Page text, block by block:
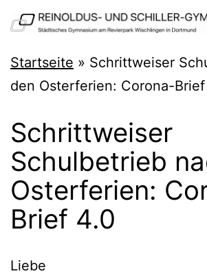
Zum
Inhalt
springen
Reinoldus-
und
Gymnasium
Dortmund
Startseite » Schrittweiser
den Osterferien: Corona-
Schrittweiser
Schulbetrieb
Osterferien:
Brief 4.0
Lie­be